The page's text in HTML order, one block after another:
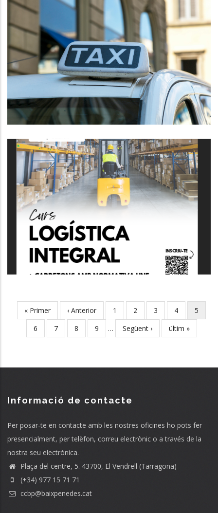
La Generalitat Dona Llum Verda A
La Demarcació Única Del Taxi Al
Baix Penedès.
P. econòmica
Curs De Logística Integral +
Carretons
Pagination
First
page
« Primer
Previous
page
‹ Anterior Page
1 Page
2 Page
3 Page
4
Current
page
5
Page
6 Page
7 Page
8 Page
9 …
Next
Següent ›
Last
ültim »
Informació de contacte
Per posar-te en contacte amb les nostres oficines ho pots fer
presencialment, per telèfon, correu electrònic o a través de la
nostra seu electrònica.
Plaça del centre, 5. 43700, El Vendrell (Tarragona)
(+34) 977 15 71 71
ccbp@baixpenedes.cat